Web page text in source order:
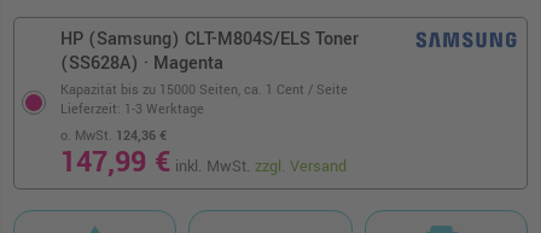
HP (Samsung) CLT-M804S/ELS Toner
(SS628A) · Magenta
Kapazität bis zu 15000 Seiten, ca. 1 Cent / Seite
o. MwSt. 124,36 €
147,99 € inkl. MwSt.zzgl. Versand
Lieferzeit: 1-3 Werktage